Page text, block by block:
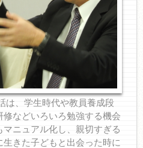
、学生時代や教員養成段
などいろいろ勉強する機会
ニュアル化し、親切すぎる
きた子どもと出会った時に